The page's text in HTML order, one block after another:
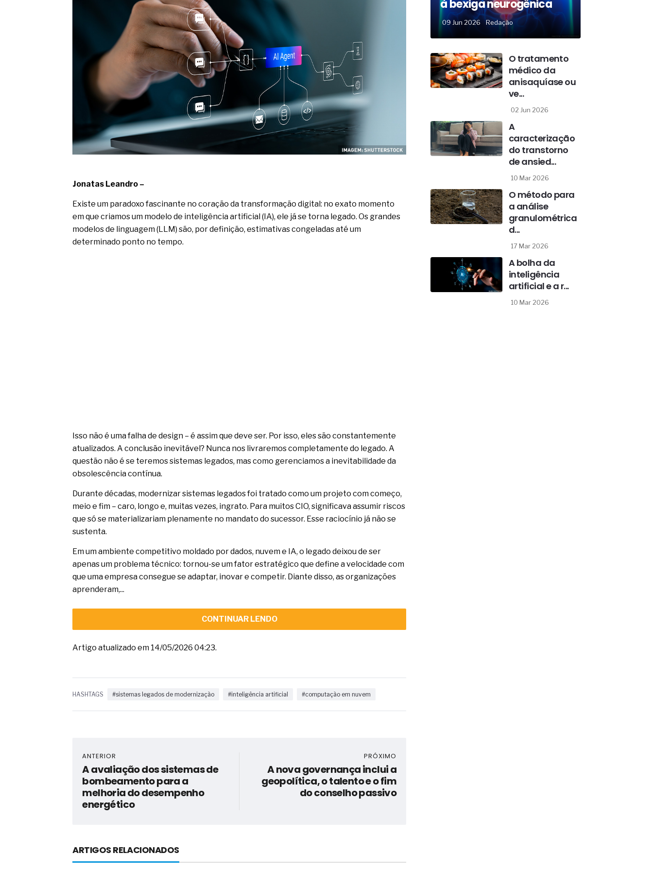
melhora o metabolismo
O desenvolvimento de indicadores nas atividades de
governança das organizações
O desenho industrial ganha espaço como estratégia
competitiva nas empresas
As variações dimensionais dos produtos de materiais
cimentícios com fibra de vidro
A próxima vantagem competitiva não está no modelo de IA
A IA elevou a régua do comprador B2B e a venda complexa
ficou ainda mais humana
Jonatas Leandro –
Existe um paradoxo fascinante no coração da transformação digital: no exato momento
em que criamos um modelo de inteligência artificial (IA), ele já se torna legado. Os grandes
modelos de linguagem (LLM) são, por definição, estimativas congeladas até um
determinado ponto no tempo.
Isso não é uma falha de design – é assim que deve ser. Por isso, eles são constantemente
atualizados. A conclusão inevitável? Nunca nos livraremos completamente do legado. A
questão não é se teremos sistemas legados, mas como gerenciamos a inevitabilidade da
obsolescência contínua.
Durante décadas, modernizar sistemas legados foi tratado como um projeto com começo,
meio e fim – caro, longo e, muitas vezes, ingrato. Para muitos CIO, significava assumir riscos
que só se materializariam plenamente no mandato do sucessor. Esse raciocínio já não se
sustenta.
Em um ambiente competitivo moldado por dados, nuvem e IA, o legado deixou de ser
apenas um problema técnico: tornou-se um fator estratégico que define a velocidade com
que uma empresa consegue se adaptar, inovar e competir. Diante disso, as organizações
aprenderam,...
CONTINUAR LENDO
Artigo atualizado em 14/05/2026 04:23.
HASHTAGS #sistemas legados de modernização #inteligência artificial #computação em nuvem
ANTERIOR
A avaliação dos sistemas de
bombeamento para a
melhoria do desempenho
energético
PRÓXIMO
A nova governança inclui a
geopolítica, o talento e o fim
do conselho passivo
ARTIGOS RELACIONADOS
à bexiga neurogênica
09 Jun 2026 Redação
O tratamento
médico da
anisaquíase ou
ve...
02 Jun 2026
A
caracterização
do transtorno
de ansied...
10 Mar 2026
O método para
a análise
granulométrica
d...
17 Mar 2026
A bolha da
inteligência
artificial e a r...
10 Mar 2026